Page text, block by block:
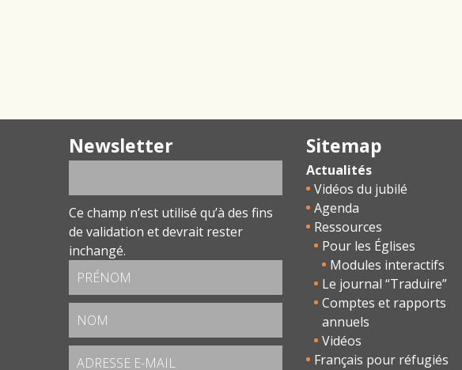
Newsletter
Ce champ n’est utilisé qu’à des fins
de validation et devrait rester
inchangé.
Sitemap
Actualités
Vidéos du jubilé
Agenda
Ressources
Pour les Églises
Modules interactifs
Le journal “Traduire”
Comptes et rapports
annuels
Vidéos
Français pour réfugiés